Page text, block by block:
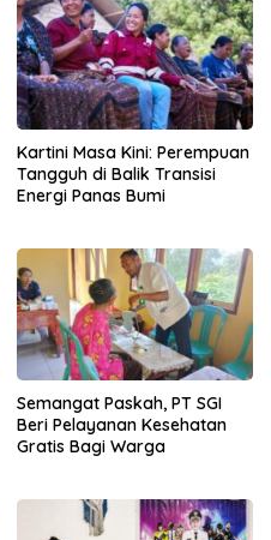
Kartini Masa Kini: Perempuan
Tangguh di Balik Transisi
Energi Panas Bumi
Semangat Paskah, PT SGI
Beri Pelayanan Kesehatan
Gratis Bagi Warga